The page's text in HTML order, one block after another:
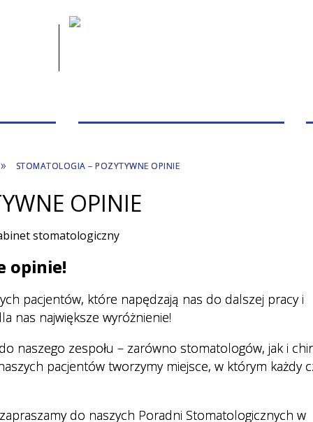
STOMATOLOGIA – POZYTYWNE OPINIE
OPINIE
opinie!
pacjentów, które napędzają nas do dalszej pracy i
nas największe wyróżnienie!
naszego zespołu – zarówno stomatologów, jak i
pacjentów tworzymy miejsce, w którym każdy
do naszych Poradni Stomatologicznych w